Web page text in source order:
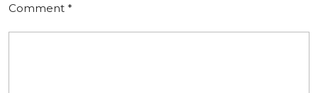
Comment *